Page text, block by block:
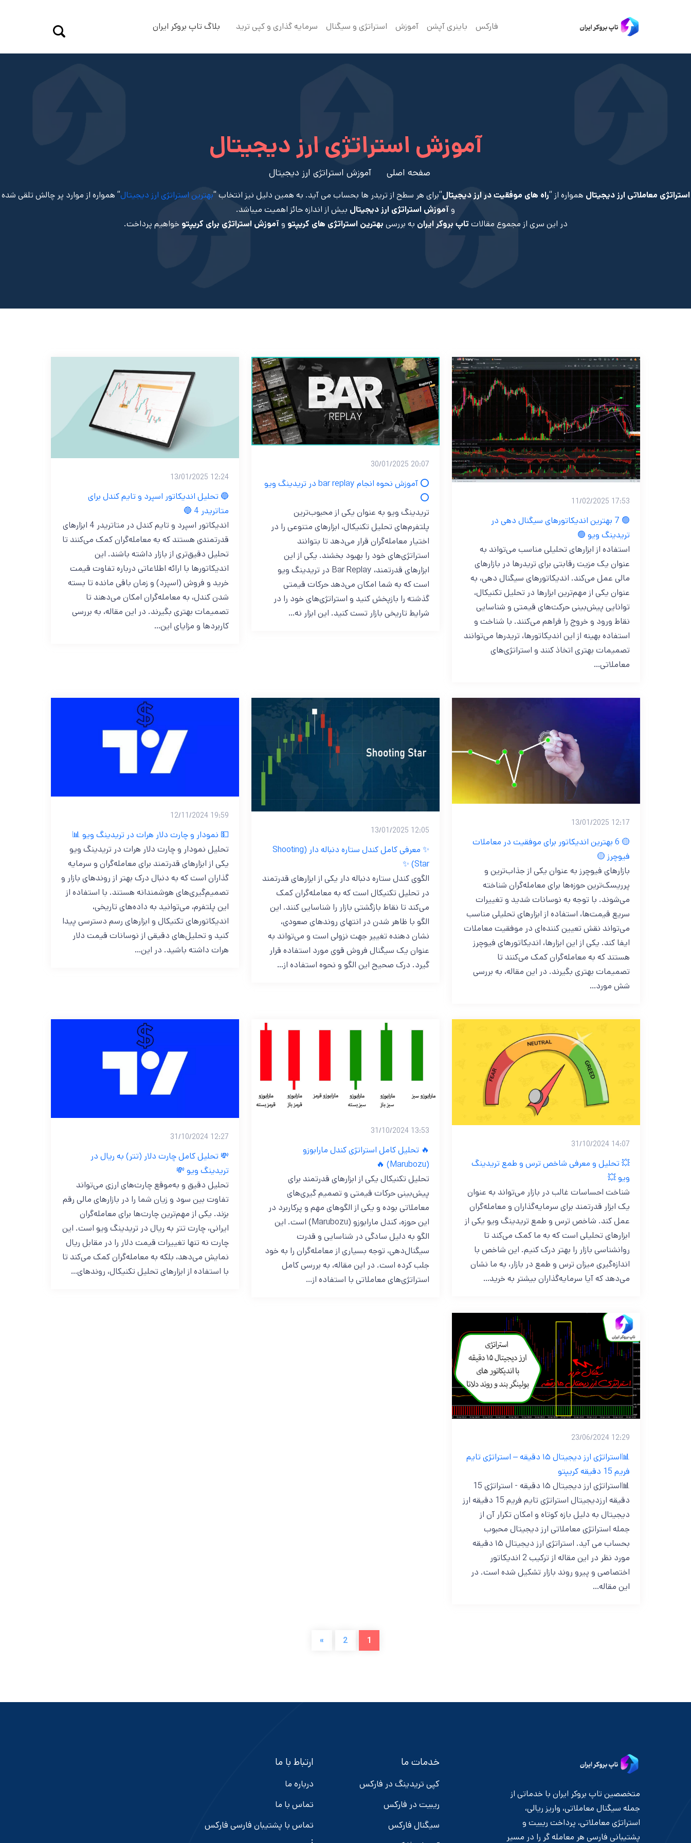
فارکس باینری آپشن آموزش استراتژی و سیگنال سرمایه گذاری و کپی ترید بلاگ تاپ بروکر ایران
آموزش استراتژی ارز دیجیتال
صفحه اصلی آموزش استراتژی ارز دیجیتال
استراتژی معاملاتی ارز دیجیتال همواره از “راه های موفقیت در ارز دیجیتال“برای هر سطح از تریدر ها بحساب می آید. به همین دلیل نیز انتخاب “بهترین استراتژی ارز دیجیتال” همواره از موارد پر چالش تلقی شده
وآموزش استراتژی ارز دیجیتال بیش از اندازه حائز اهمیت میباشد.
در این سری از مجموع مقالات تاپ بروکر ایران به بررسی بهترین استراتژی های کریپتو وآموزش استراتژی برای کریپتو خواهیم پرداخت.
17:53 11/02/2025
🟢 7 بهترین اندیکاتورهای سیگنال دهی در
تریدینگ ویو 🟢
استفاده از ابزارهای تحلیلی مناسب می‌تواند به
عنوان یک مزیت رقابتی برای تریدرها در بازارهای
مالی عمل می‌کند. اندیکاتورهای سیگنال‌ دهی، به
عنوان یکی از مهم‌ترین ابزارها در تحلیل تکنیکال،
توانایی پیش‌بینی حرکت‌های قیمتی و شناسایی
نقاط ورود و خروج را فراهم می‌کنند. با شناخت و
استفاده بهینه از این اندیکاتورها، تریدرها می‌توانند
تصمیمات بهتری اتخاذ کنند و استراتژی‌های
معاملاتی…
20:07 30/01/2025
⭕ آموزش نحوه انجام bar replay در تریدینگ ویو
⭕
تریدینگ ویو به عنوان یکی از محبوب‌ترین
پلتفرم‌های تحلیل تکنیکال، ابزارهای متنوعی را در
اختیار معامله‌گران قرار می‌دهد تا بتوانند
استراتژی‌های خود را بهبود بخشند. یکی از این
ابزارهای قدرتمند، Bar Replay در تریدینگ ویو
است که به شما امکان می‌دهد حرکات قیمتی
گذشته را بازپخش کنید و استراتژی‌های خود را در
شرایط تاریخی بازار تست کنید. این ابزار نه…
12:24 13/01/2025
🔵 تحلیل اندیکاتور اسپرد و تایم کندل برای
متاتریدر 4 🔵
اندیکاتور اسپرد و تایم کندل در متاتریدر 4 ابزارهای
قدرتمندی هستند که به معامله‌گران کمک می‌کنند تا
تحلیل دقیق‌تری از بازار داشته باشند. این
اندیکاتورها با ارائه اطلاعاتی درباره تفاوت قیمت
خرید و فروش (اسپرد) و زمان باقی‌ مانده تا بسته
شدن کندل، به معامله‌گران امکان می‌دهند تا
تصمیمات بهتری بگیرند. در این مقاله، به بررسی
کاربردها و مزایای این…
12:17 13/01/2025
🟡 6 بهترین اندیکاتور برای موفقیت در معاملات
فیوچرز 🟡
بازارهای فیوچرز به عنوان یکی از جذاب‌ترین و
پرریسک‌ترین حوزه‌ها برای معامله‌گران شناخته
می‌شوند. با توجه به نوسانات شدید و تغییرات
سریع قیمت‌ها، استفاده از ابزارهای تحلیلی مناسب
می‌تواند نقش تعیین‌ کننده‌ای در موفقیت معاملات
ایفا کند. یکی از این ابزارها، اندیکاتورهای فیوچرز
هستند که به معامله‌گران کمک می‌کنند تا
تصمیمات بهتری بگیرند. در این مقاله، به بررسی
شش مورد…
12:05 13/01/2025
✨ معرفی کامل کندل ستاره دنباله دار (Shooting
Star) ✨
الگوی کندل ستاره دنباله‌ دار یکی از ابزارهای قدرتمند
در تحلیل تکنیکال است که به معامله‌گران کمک
می‌کند تا نقاط بازگشتی بازار را شناسایی کنند. این
الگو با ظاهر شدن در انتهای روندهای صعودی،
نشان ‌دهنده تغییر جهت نزولی است و می‌تواند به
عنوان یک سیگنال فروش قوی مورد استفاده قرار
گیرد. درک صحیح این الگو و نحوه استفاده از…
19:59 12/11/2024
💵 نمودار و چارت دلار هرات در تریدینگ ویو 📊
تحلیل نمودار و چارت دلار هرات در تریدینگ ویو
یکی از ابزارهای قدرتمند برای معامله‌گران و سرمایه‌
گذاران است که به دنبال درک بهتر از روندهای بازار و
تصمیم‌گیری‌های هوشمندانه هستند. با استفاده از
این پلتفرم، می‌توانید به داده‌های تاریخی،
اندیکاتورهای تکنیکال و ابزارهای رسم دسترسی پیدا
کنید و تحلیل‌های دقیقی از نوسانات قیمت دلار
هرات داشته باشید. در این…
14:07 31/10/2024
💥 تحلیل و معرفی شاخص ترس و طمع تریدینگ
ویو 💥
شناخت احساسات غالب در بازار می‌تواند به عنوان
یک ابزار قدرتمند برای سرمایه‌گذاران و معامله‌گران
عمل کند. شاخص ترس و طمع تریدینگ ویو یکی از
ابزارهای تحلیلی است که به ما کمک می‌کند تا
روانشناسی بازار را بهتر درک کنیم. این شاخص با
اندازه‌گیری میزان ترس و طمع در بازار، به ما نشان
می‌دهد که آیا سرمایه‌گذاران بیشتر به خرید…
13:53 31/10/2024
🔥 تحلیل کامل استراتژی کندل مارابوزو
(Marubozu) 🔥
تحلیل تکنیکال یکی از ابزارهای قدرتمند برای
پیش‌بینی حرکات قیمتی و تصمیم‌ گیری‌های
معاملاتی بوده و یکی از الگوهای مهم و پرکاربرد در
این حوزه، کندل مارابوزو (Marubozu) است. این
الگو به دلیل سادگی در شناسایی و قدرت
سیگنال‌دهی، توجه بسیاری از معامله‌گران را به خود
جلب کرده است. در این مقاله، به بررسی کامل
استراتژی‌های معاملاتی با استفاده از…
12:27 31/10/2024
💸 تحلیل کامل چارت دلار (تتر) به ریال در
تریدینگ ویو 💸
تحلیل دقیق و به‌موقع چارت‌های ارزی می‌تواند
تفاوت بین سود و زیان شما را در بازارهای مالی رقم
بزند. یکی از مهم‌ترین چارت‌ها برای معامله‌گران
ایرانی، چارت تتر به ریال در تریدینگ ویو است. این
چارت نه تنها تغییرات قیمت دلار را در مقابل ریال
نمایش می‌دهد، بلکه به معامله‌گران کمک می‌کند تا
با استفاده از ابزارهای تحلیل تکنیکال، روندهای…
12:29 23/06/2024
📊استراتژی ارز دیجیتال ۱۵ دقیقه – استراتژی تایم
فریم 15 دقیقه کریپتو
📊استراتژی ارز دیجیتال ۱۵ دقیقه - استراتژی 15
دقیقه ارزدیجیتال استراتژی تایم فریم 15 دقیقه ارز
دیجیتال به دلیل بازه کوتاه و امکان تکرار آن از
جمله استراتژی معاملاتی ارز دیجیتال محبوب
بحساب می آید. استراتژی ارز دیجیتال ۱۵ دقیقه
مورد نظر در این مقاله از ترکیب 2 اندیکاتور
اختصاصی و پیرو روند بازار تشکیل شده است. در
این مقاله…
1
2
»
متخصصین تاپ بروکر ایران با خدماتی از
جمله سیگنال معاملاتی، واریز ریالی،
استراتژی معاملاتی، پرداخت ریبیت و
پشتیبانی فارسی هر معامله گر را در مسیر
خدمات ما
کپی تریدینگ در فارکس
ریبیت در فارکس
سیگنال فارکس
ارتباط با ما
درباره ما
تماس با ما
تماس با پشتیبان فارسی فارکس
: